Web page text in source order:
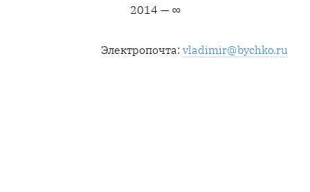
2014 — ∞
Электропочта: vladimir@bychko.ru